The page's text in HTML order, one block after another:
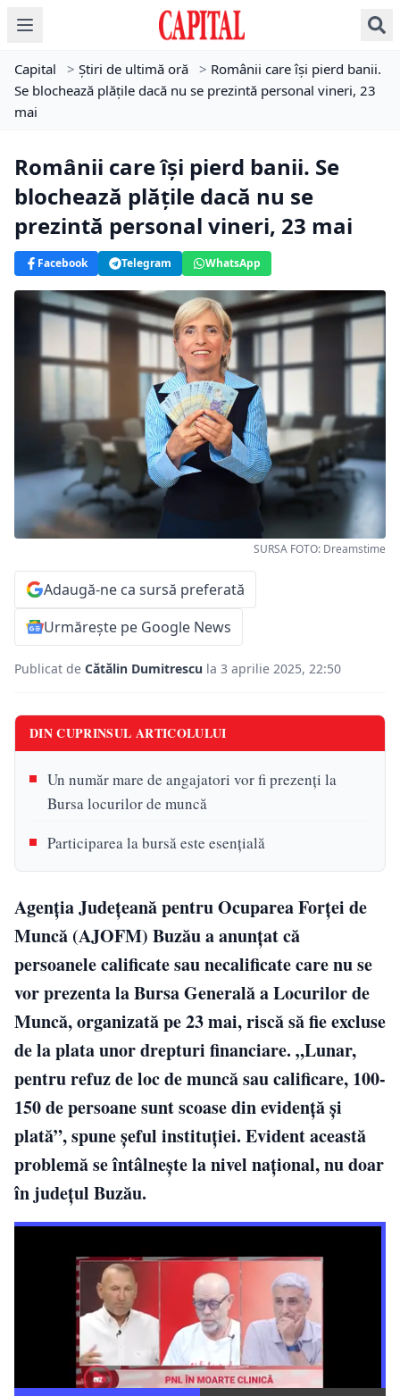
Capital > Știri de ultimă oră > Românii care își pierd banii.
Se blochează plățile dacă nu se prezintă personal vineri, 23
mai
Românii care își pierd banii. Se
blochează plățile dacă nu se
prezintă personal vineri, 23 mai
Facebook Telegram WhatsApp
SURSA FOTO: Dreamstime
Adaugă-ne ca sursă preferată
Urmărește pe Google News
Publicat de Cătălin Dumitrescu la 3 aprilie 2025, 22:50
DIN CUPRINSUL ARTICOLULUI
Un număr mare de angajatori vor fi prezenți la
Bursa locurilor de muncă
Participarea la bursă este esențială
Agenţia Judeţeană pentru Ocuparea Forţei de
Muncă (AJOFM) Buzău a anunțat că
persoanele calificate sau necalificate care nu se
vor prezenta la Bursa Generală a Locurilor de
Muncă, organizată pe 23 mai, riscă să fie excluse
de la plata unor drepturi financiare. „Lunar,
pentru refuz de loc de muncă sau calificare, 100-
150 de persoane sunt scoase din evidenţă şi
plată”, spune șeful instituției. Evident această
problemă se întâlnește la nivel național, nu doar
în județul Buzău.